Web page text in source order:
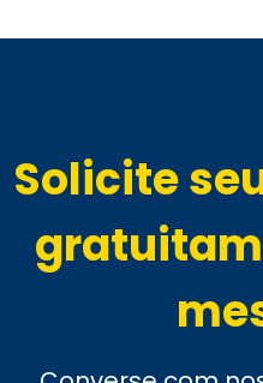
Solicite